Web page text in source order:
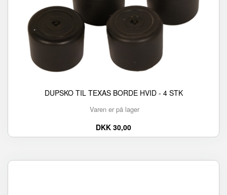
DUPSKO TIL TEXAS BORDE HVID - 4 STK
Varen er på lager
DKK 30,00